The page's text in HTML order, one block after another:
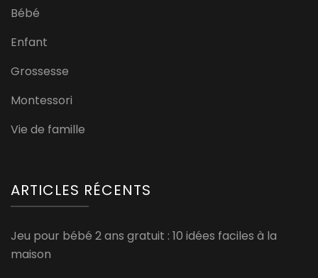
Bébé
Enfant
Grossesse
Montessori
Vie de famille
ARTICLES RÉCENTS
Jeu pour bébé 2 ans gratuit : 10 idées faciles à la
maison